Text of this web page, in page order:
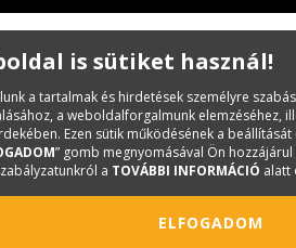
is sütiket használ!
a tartalmak és hirdetések személyre
a weboldalforgalmunk elemzéséhez,
Ezen sütik működésének a beállítását
” gomb megnyomásával Ön
a TOVÁBBI INFORMÁCIÓ alatt
ELFOGADOM